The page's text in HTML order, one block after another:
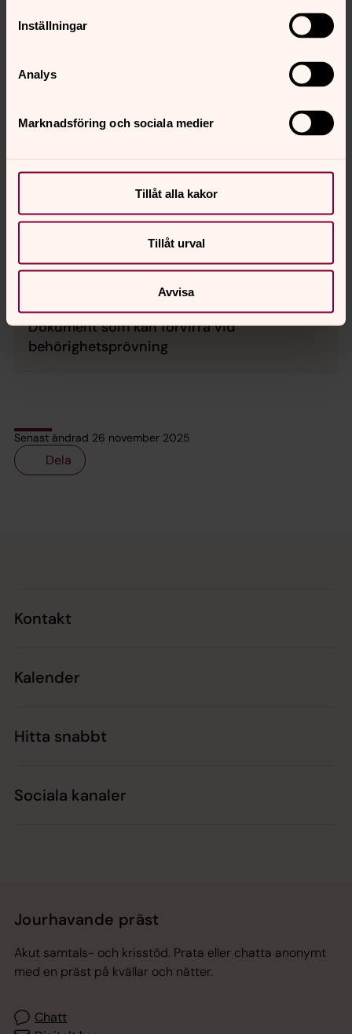
Inställningar
Analys
Marknadsföring och sociala medier
Tillåt alla kakor
Tillåt urval
Avvisa
Svenska kyrkans kyrkomusikerexamen
Titelskydd och vägen mot behörighet
Om försteorganister
Examensbevis och valideringsintyg
Utländska examina
Dokument som kan förvirra vid
behörighetsprövning
Senast ändrad 26 november 2025
Dela
Kontakt
Kalender
Hitta snabbt
Sociala kanaler
Jourhavande präst
Akut samtals- och krisstöd. Prata eller chatta anonymt
med en präst på kvällar och nätter.
Chatt